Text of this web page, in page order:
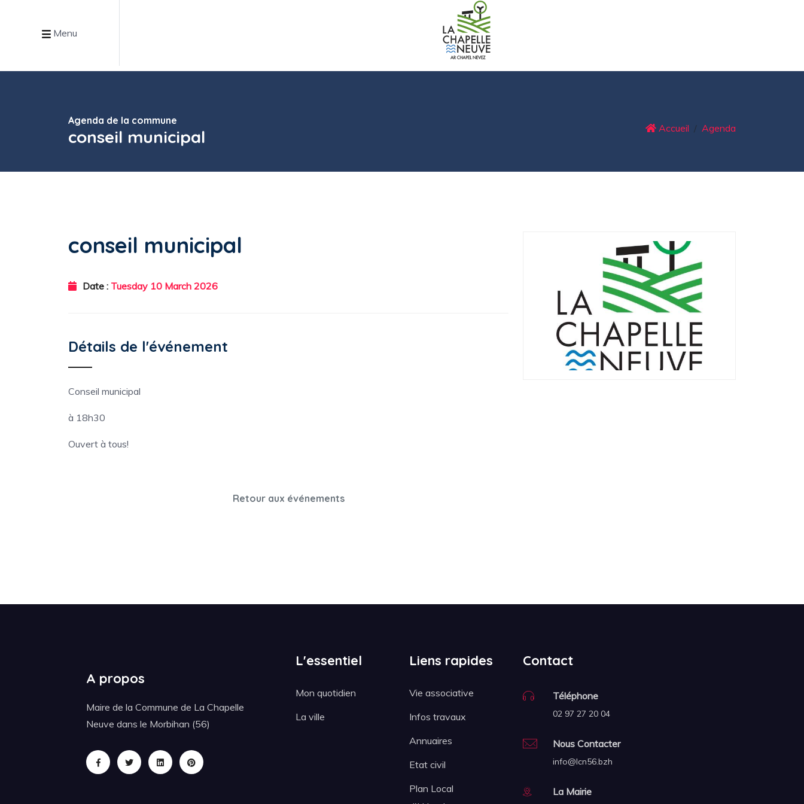
Menu
Accueil Agenda
Agenda de la commune
conseil municipal
conseil municipal
Date : Tuesday 10 March 2026
Détails de l'événement
Conseil municipal
à 18h30
Ouvert à tous!
Retour aux événements
A propos
Maire de la Commune de La Chapelle
Neuve dans le Morbihan (56)
L'essentiel
Mon quotidien
La ville
Liens rapides
Vie associative
Infos travaux
Annuaires
Etat civil
Plan Local
Contact
Téléphone
02 97 27 20 04
Nous Contacter
info@lcn56.bzh
La Mairie